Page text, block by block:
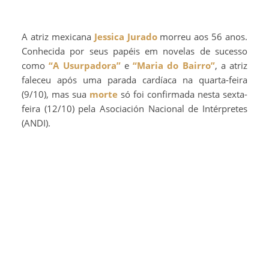
A atriz mexicana Jessica Juradomorreu aos 56 anos.
Conhecida por seus papéis em novelas de sucesso
como“A Usurpadora”e “Maria do Bairro”, a atriz
faleceu após uma parada cardíaca na quarta-feira
(9/10), mas sua morte só foi confirmada nesta sexta-
feira (12/10) pela Asociación Nacional de Intérpretes
(ANDI).